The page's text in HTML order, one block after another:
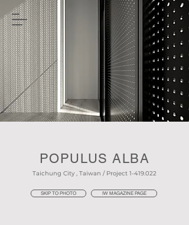
POPULUS ALBA
Taichung City , Taiwan / Project 1-419.022
SKIP TO PHOTO IW MAGAZINE PAGE